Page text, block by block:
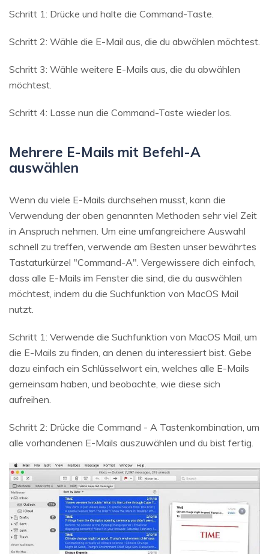
Schritt 1: Drücke und halte die Command-Taste.
Schritt 2: Wähle die E-Mail aus, die du abwählen möchtest.
Schritt 3: Wähle weitere E-Mails aus, die du abwählen
möchtest.
Schritt 4: Lasse nun die Command-Taste wieder los.
Mehrere E-Mails mit Befehl-A
auswählen
Wenn du viele E-Mails durchsehen musst, kann die
Verwendung der oben genannten Methoden sehr viel Zeit
in Anspruch nehmen. Um eine umfangreichere Auswahl
schnell zu treffen, verwende am Besten unser bewährtes
Tastaturkürzel "Command-A". Vergewissere dich einfach,
dass alle E-Mails im Fenster die sind, die du auswählen
möchtest, indem du die Suchfunktion von MacOS Mail
nutzt.
Schritt 1: Verwende die Suchfunktion von MacOS Mail, um
die E-Mails zu finden, an denen du interessiert bist. Gebe
dazu einfach ein Schlüsselwort ein, welches alle E-Mails
gemeinsam haben, und beobachte, wie diese sich
aufreihen.
Schritt 2: Drücke die Command - A Tastenkombination, um
alle vorhandenen E-Mails auszuwählen und du bist fertig.